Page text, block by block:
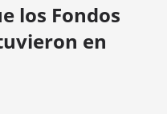
los Fondos
en